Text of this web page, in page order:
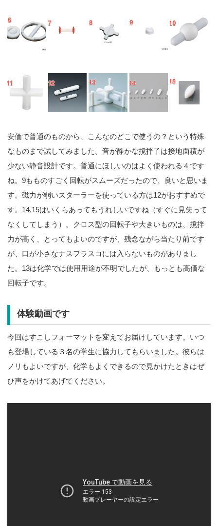
安価で普通のものから、こんなのどこで使うの？という特殊
なものまで試してみました。音が静かな撹拌子は接地面積が
少ない静音設計です。普通にほしいのはよく使われる４です
ね。9もものすごく回転がスムーズだったので、良いと思いま
す。磁力が弱いスターラーを使っている方は12がおすすめで
す。14,15はいくらあってもうれしいですね（すぐに見失って
なくしてしまう）。クロス型の回転子や大きいものは、撹拌
力が高く、とってもよいのですが、残念ながら当たり前です
が、口が小さなナスフラスコには入らないものがありまし
た。13は化学では使用用途が不明でしたが、もっとも高価な
回転子です。
体験動画です
今回はすこしフォーマットを変えてお届けしています。いつ
も登場している３名の学生に協力してもらいました。彼らは
ノリもよいですが、化学もよくできるので見かけたときはぜ
ひ声をかけてあげてください。